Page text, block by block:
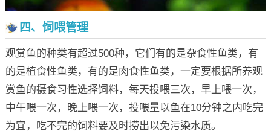
四、饲喂管理
观赏鱼的种类有超过500种，它们有的是杂食性鱼类，有
的是植食性鱼类，有的是肉食性鱼类，一定要根据所养观
赏鱼的摄食习性选择饲料，每天投喂三次，早上喂一次，
中午喂一次，晚上喂一次，投喂量以鱼在10分钟之内吃完
为宜，吃不完的饲料要及时捞出以免污染水质。